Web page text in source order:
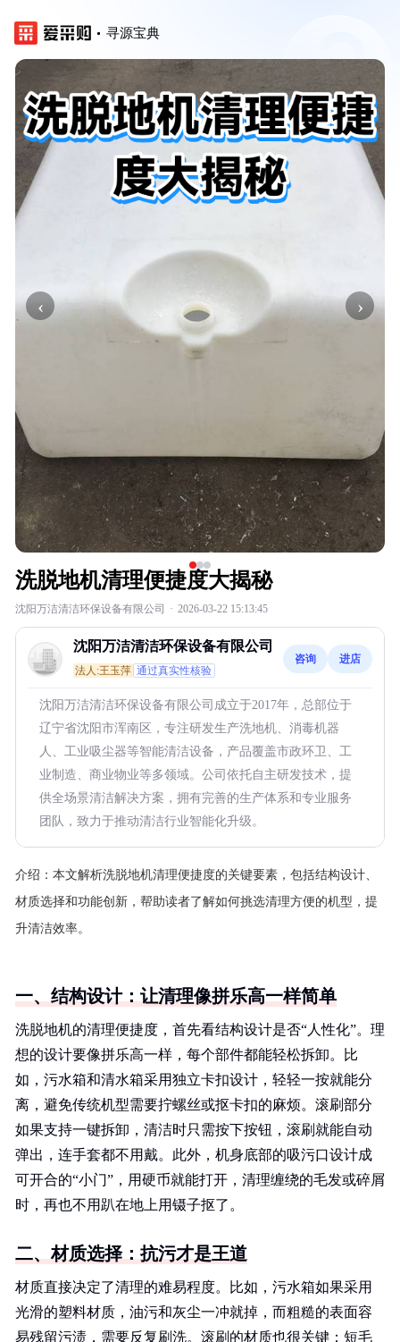
寻源宝典
‹ ›
洗脱地机清理便捷度大揭秘
沈阳万洁清洁环保设备有限公司 · 2026-03-22 15:13:45
沈阳万洁清洁环保设备有限公司
法人:王玉萍 通过真实性核验
咨询 进店
沈阳万洁清洁环保设备有限公司成立于2017年，总部位于
辽宁省沈阳市浑南区，专注研发生产洗地机、消毒机器
人、工业吸尘器等智能清洁设备，产品覆盖市政环卫、工
业制造、商业物业等多领域。公司依托自主研发技术，提
供全场景清洁解决方案，拥有完善的生产体系和专业服务
团队，致力于推动清洁行业智能化升级。
介绍： 本文解析洗脱地机清理便捷度的关键要素，包括结构设计、
材质选择和功能创新，帮助读者了解如何挑选清理方便的机型，提
升清洁效率。
一、结构设计：让清理像拼乐高一样简单
洗脱地机的清理便捷度，首先看结构设计是否“人性化”。理
想的设计要像拼乐高一样，每个部件都能轻松拆卸。比
如，污水箱和清水箱采用独立卡扣设计，轻轻一按就能分
离，避免传统机型需要拧螺丝或抠卡扣的麻烦。滚刷部分
如果支持一键拆卸，清洁时只需按下按钮，滚刷就能自动
弹出，连手套都不用戴。此外，机身底部的吸污口设计成
可开合的“小门”，用硬币就能打开，清理缠绕的毛发或碎屑
时，再也不用趴在地上用镊子抠了。
二、材质选择：抗污才是王道
材质直接决定了清理的难易程度。比如，污水箱如果采用
光滑的塑料材质，油污和灰尘一冲就掉，而粗糙的表面容
易残留污渍，需要反复刷洗。滚刷的材质也很关键：短毛